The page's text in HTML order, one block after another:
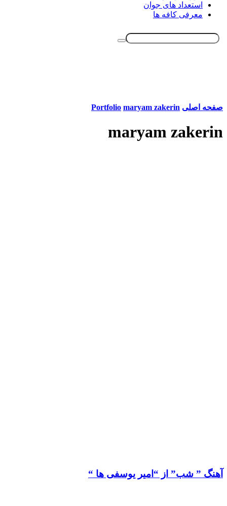
استعداد های جوان
معرفی کافه ها
صفحه اصلی Portfolio maryam zakerin
maryam zakerin
آهنگ ” شب” از “امیر یوسفی ها “